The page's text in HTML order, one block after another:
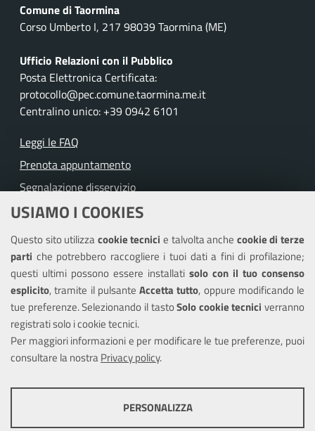
USIAMO I COOKIES
Questo sito utilizzacookie tecnicie talvolta anche cookie di terze
parti che potrebbero raccogliere i tuoi dati a fini di profilazione;
questi ultimi possono essere installati solo con il tuo consenso
esplicito, tramite il pulsante Accetta tutto, oppure modificando le
tue preferenze. Selezionando il tastoSolo cookie tecnici verranno
registrati solo i cookie tecnici.
Per maggiori informazioni e per modificare le tue preferenze, puoi
consultare la nostraPrivacy policy.
PERSONALIZZA
Comune di Taormina
Corso Umberto I, 217 98039 Taormina (ME)
Ufficio Relazioni con il Pubblico
Posta Elettronica Certificata:
protocollo@pec.comune.taormina.me.it
Centralino unico: +39 0942 6101
Leggi le FAQ
Prenota appuntamento
Segnalazione disservizio
Richiesta assistenza
Amministrazione trasparente
Informativa privacy
Note legali
Piano di miglioramento del sito
Dichiarazione di accessibilità